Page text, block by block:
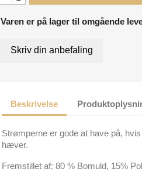
Varen er på lager til omgående
Skriv din anbefaling
Beskrivelse
Strømperne er gode at have på,
hæver.
Fremstillet af: 80 % Bomuld, 15%